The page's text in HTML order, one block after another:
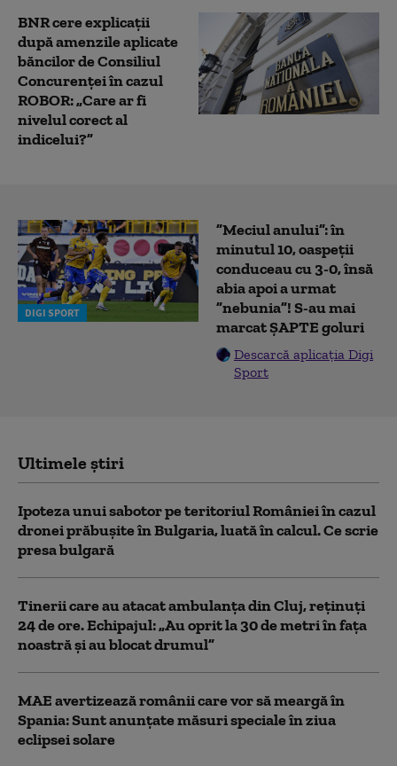
BNR cere explicații
după amenzile aplicate
băncilor de Consiliul
Concurenței în cazul
ROBOR: „Care ar fi
nivelul corect al
indicelui?”
DIGI SPORT
”Meciul anului”: în
minutul 10, oaspeții
conduceau cu 3-0, însă
abia apoi a urmat
”nebunia”! S-au mai
marcat ȘAPTE goluri
Descarcă aplicația Digi
Sport
Ultimele știri
Ipoteza unui sabotor pe teritoriul României în cazul
dronei prăbușite în Bulgaria, luată în calcul. Ce scrie
presa bulgară
Tinerii care au atacat ambulanța din Cluj, reținuți
24 de ore. Echipajul: „Au oprit la 30 de metri în fața
noastră și au blocat drumul”
MAE avertizează românii care vor să meargă în
Spania: Sunt anunțate măsuri speciale în ziua
eclipsei solare